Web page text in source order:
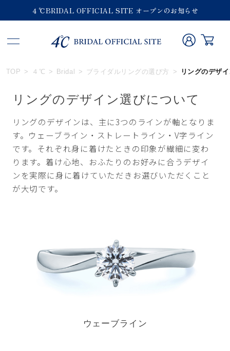
４℃BRIDAL OFFICIAL SITE オープンのお知らせ
TOP ４℃ Bridal ブライダルリングの選び方 リングのデザ
リングのデザイン選びについて
リングのデザインは、主に3つのラインが軸となりま
す。ウェーブライン・ストレートライン・V字ライン
です。それぞれ身に着けたときの印象が繊細に変わ
ります。着け心地、おふたりのお好みに合うデザイ
ンを実際に身に着けていただきお選びいただくこと
が大切です。
ウェーブライン